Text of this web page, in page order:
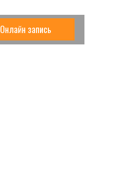
Онлайн запись